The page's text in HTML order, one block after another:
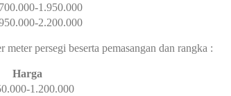
1.950.000
2.200.000
persegi beserta pemasangan dan rangka :
Harga
1.200.000